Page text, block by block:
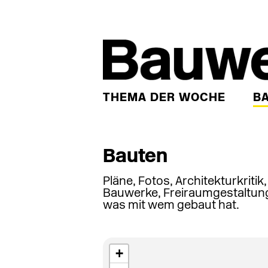
THEMA DER WOCHE
Bauten
Pläne, Fotos,
Bauwerke,
was mit wem gebaut hat.
+